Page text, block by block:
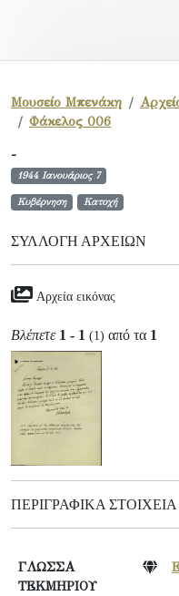
Μουσείο Μπενάκη
Φάκελος 006
-
1944 Ιανουάριος 7
Κυβέρνηση Κατοχή
ΣΥΛΛΟΓΉ ΑΡΧΕΊΩΝ
Αρχεία εικόνας
Βλέπετε 1 - 1 (1) από τα 1
ΠΕΡΙΓΡΑΦΙΚΆ ΣΤΟΙΧΕΊΑ
ΓΛΩΣΣΑ
ΤΕΚΜΗΡΙΟΥ